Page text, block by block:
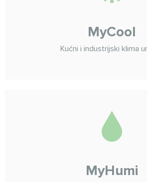
MyCool
Kućni i industrijski klima
MyHumi